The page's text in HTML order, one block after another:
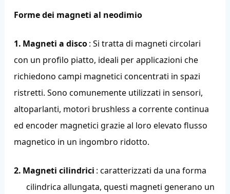
Forme dei magneti al neodimio
1. Magneti a disco: Si tratta di magneti circolari
con un profilo piatto, ideali per applicazioni che
richiedono campi magnetici concentrati in spazi
ristretti. Sono comunemente utilizzati in sensori,
altoparlanti, motori brushless a corrente continua
ed encoder magnetici grazie al loro elevato flusso
magnetico in un ingombro ridotto.
2. Magneti cilindrici : caratterizzati da una forma
cilindrica allungata, questi magneti generano un